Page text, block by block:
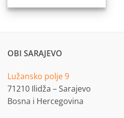
OBI SARAJEVO
Lužansko polje 9
71210 Ilidža – Sarajevo
Bosna i Hercegovina